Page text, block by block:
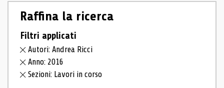
Raffina la ricerca
Filtri applicati
Autori: Andrea Ricci
Anno: 2016
Sezioni: Lavori in corso